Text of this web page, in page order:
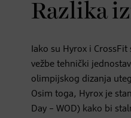
Razlika
Iako su Hyrox i
vežbe tehnički
olimpijskog dizanja
Osim toga, Hyrox je
Day – WOD) kako bi